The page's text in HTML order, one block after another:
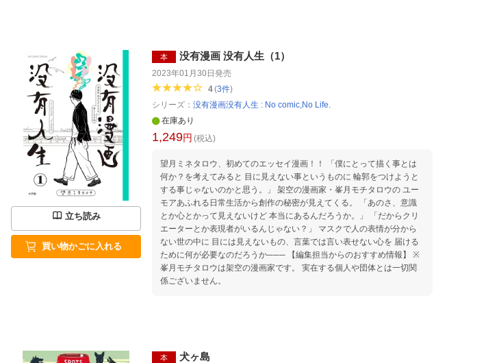
立ち読み
買い物かごに入れる
本 没有漫画 没有人生（1）
2023年01月30日発売
4(3件)
シリーズ： 没有漫画没有人生 : No comic,No Life.
在庫あり
1,249円 (税込)
望月ミネタロウ、初めてのエッセイ漫画！！ 「僕にとって描く事とは
何か？を考えてみると 目に見えない事というものに 輪郭をつけようと
する事じゃないのかと思う。」 架空の漫画家・峯月モチタロウの ユー
モアあふれる日常生活から創作の秘密が見えてくる。 「あのさ、意識
とか心とかって見えないけど 本当にあるんだろうか。」 「だからクリ
エーターとか表現者がいるんじゃない？」 マスクで人の表情が分から
ない世の中に 目には見えないもの、言葉では言い表せない心を 届ける
ために何が必要なのだろうか─── 【編集担当からのおすすめ情報】 ※
峯月モチタロウは架空の漫画家です。 実在する個人や団体とは一切関
係ございません。
本 犬ヶ島